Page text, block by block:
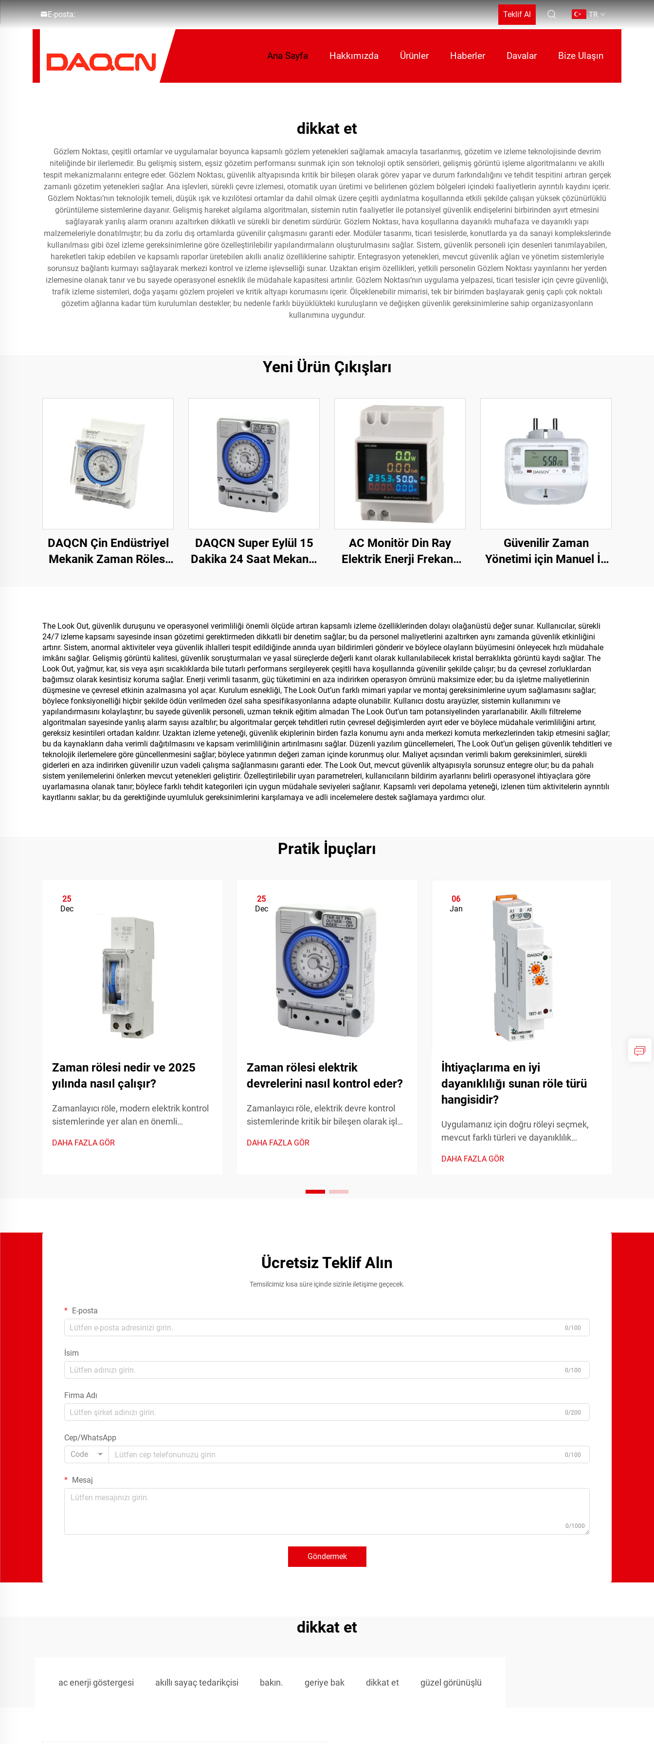
E-posta: Teklif Al TR
Ana Sayfa Hakkımızda Ürünler Haberler Davalar Bize Ulaşın
dikkat et
Gözlem Noktası, çeşitli ortamlar ve uygulamalar boyunca kapsamlı gözlem yetenekleri sağlamak amacıyla tasarlanmış, gözetim ve izleme teknolojisinde devrim
niteliğinde bir ilerlemedir. Bu gelişmiş sistem, eşsiz gözetim performansı sunmak için son teknoloji optik sensörleri, gelişmiş görüntü işleme algoritmalarını ve akıllı
tespit mekanizmalarını entegre eder. Gözlem Noktası, güvenlik altyapısında kritik bir bileşen olarak görev yapar ve durum farkındalığını ve tehdit tespitini artıran gerçek
zamanlı gözetim yetenekleri sağlar. Ana işlevleri, sürekli çevre izlemesi, otomatik uyarı üretimi ve belirlenen gözlem bölgeleri içindeki faaliyetlerin ayrıntılı kaydını içerir.
Gözlem Noktası’nın teknolojik temeli, düşük ışık ve kızılötesi ortamlar da dahil olmak üzere çeşitli aydınlatma koşullarında etkili şekilde çalışan yüksek çözünürlüklü
görüntüleme sistemlerine dayanır. Gelişmiş hareket algılama algoritmaları, sistemin rutin faaliyetler ile potansiyel güvenlik endişelerini birbirinden ayırt etmesini
sağlayarak yanlış alarm oranını azaltırken dikkatli ve sürekli bir denetim sürdürür. Gözlem Noktası, hava koşullarına dayanıklı muhafaza ve dayanıklı yapı
malzemeleriyle donatılmıştır; bu da zorlu dış ortamlarda güvenilir çalışmasını garanti eder. Modüler tasarımı, ticari tesislerde, konutlarda ya da sanayi komplekslerinde
kullanılması gibi özel izleme gereksinimlerine göre özelleştirilebilir yapılandırmaların oluşturulmasını sağlar. Sistem, güvenlik personeli için desenleri tanımlayabilen,
hareketleri takip edebilen ve kapsamlı raporlar üretebilen akıllı analiz özelliklerine sahiptir. Entegrasyon yetenekleri, mevcut güvenlik ağları ve yönetim sistemleriyle
sorunsuz bağlantı kurmayı sağlayarak merkezi kontrol ve izleme işlevselliği sunar. Uzaktan erişim özellikleri, yetkili personelin Gözlem Noktası yayınlarını her yerden
izlemesine olanak tanır ve bu sayede operasyonel esneklik ile müdahale kapasitesi artırılır. Gözlem Noktası’nın uygulama yelpazesi, ticari tesisler için çevre güvenliği,
trafik izleme sistemleri, doğa yaşamı gözlem projeleri ve kritik altyapı korumasını içerir. Ölçeklenebilir mimarisi, tek bir birimden başlayarak geniş çaplı çok noktalı
gözetim ağlarına kadar tüm kurulumları destekler; bu nedenle farklı büyüklükteki kuruluşların ve değişken güvenlik gereksinimlerine sahip organizasyonların
kullanımına uygundur.
Yeni Ürün Çıkışları
DAQCN Çin Endüstriyel
Mekanik Zaman Rölesi
DAQCN Super Eylül 15
Dakika 24 Saat Mekanik
AC Monitör Din Ray
Elektrik Enerji Frekans
Güvenilir Zaman
Yönetimi için Manuel İç
The Look Out, güvenlik duruşunu ve operasyonel verimliliği önemli ölçüde artıran kapsamlı izleme özelliklerinden dolayı olağanüstü değer sunar. Kullanıcılar, sürekli
24/7 izleme kapsamı sayesinde insan gözetimi gerektirmeden dikkatli bir denetim sağlar; bu da personel maliyetlerini azaltırken aynı zamanda güvenlik etkinliğini
artırır. Sistem, anormal aktiviteler veya güvenlik ihlalleri tespit edildiğinde anında uyarı bildirimleri gönderir ve böylece olayların büyümesini önleyecek hızlı müdahale
imkânı sağlar. Gelişmiş görüntü kalitesi, güvenlik soruşturmaları ve yasal süreçlerde değerli kanıt olarak kullanılabilecek kristal berraklıkta görüntü kaydı sağlar. The
Look Out, yağmur, kar, sis veya aşırı sıcaklıklarda bile tutarlı performans sergileyerek çeşitli hava koşullarında güvenilir şekilde çalışır; bu da çevresel zorluklardan
bağımsız olarak kesintisiz koruma sağlar. Enerji verimli tasarım, güç tüketimini en aza indirirken operasyon ömrünü maksimize eder; bu da işletme maliyetlerinin
düşmesine ve çevresel etkinin azalmasına yol açar. Kurulum esnekliği, The Look Out’un farklı mimari yapılar ve montaj gereksinimlerine uyum sağlamasını sağlar;
böylece fonksiyonelliği hiçbir şekilde ödün verilmeden özel saha spesifikasyonlarına adapte olunabilir. Kullanıcı dostu arayüzler, sistemin kullanımını ve
yapılandırmasını kolaylaştırır; bu sayede güvenlik personeli, uzman teknik eğitim almadan The Look Out’un tam potansiyelinden yararlanabilir. Akıllı filtreleme
algoritmaları sayesinde yanlış alarm sayısı azaltılır; bu algoritmalar gerçek tehditleri rutin çevresel değişimlerden ayırt eder ve böylece müdahale verimliliğini artırır,
gereksiz kesintileri ortadan kaldırır. Uzaktan izleme yeteneği, güvenlik ekiplerinin birden fazla konumu aynı anda merkezi komuta merkezlerinden takip etmesini sağlar;
bu da kaynakların daha verimli dağıtılmasını ve kapsam verimliliğinin artırılmasını sağlar. Düzenli yazılım güncellemeleri, The Look Out’un gelişen güvenlik tehditleri ve
teknolojik ilerlemelere göre güncellenmesini sağlar; böylece yatırımın değeri zaman içinde korunmuş olur. Maliyet açısından verimli bakım gereksinimleri, sürekli
giderleri en aza indirirken güvenilir uzun vadeli çalışma sağlanmasını garanti eder. The Look Out, mevcut güvenlik altyapısıyla sorunsuz entegre olur; bu da pahalı
sistem yenilemelerini önlerken mevcut yetenekleri geliştirir. Özelleştirilebilir uyarı parametreleri, kullanıcıların bildirim ayarlarını belirli operasyonel ihtiyaçlara göre
uyarlamasına olanak tanır; böylece farklı tehdit kategorileri için uygun müdahale seviyeleri sağlanır. Kapsamlı veri depolama yeteneği, izlenen tüm aktivitelerin ayrıntılı
kayıtlarını saklar; bu da gerektiğinde uyumluluk gereksinimlerini karşılamaya ve adli incelemelere destek sağlamaya yardımcı olur.
Pratik İpuçları
25
Dec
Zaman rölesi nedir ve 2025
yılında nasıl çalışır?
Zamanlayıcı röle, modern elektrik kontrol
sistemlerinde yer alan en önemli
uygulamalarda hassas zamanlama
DAHA FAZLA GÖR
25
Dec
Zaman rölesi elektrik
devrelerini nasıl kontrol eder?
Zamanlayıcı röle, elektrik devre kontrol
sistemlerinde kritik bir bileşen olarak işlev
ticari uygulamada otomatik anahtarlama
DAHA FAZLA GÖR
06
Jan
İhtiyaçlarıma en iyi
dayanıklılığı sunan röle türü
hangisidir?
Uygulamanız için doğru röleyi seçmek,
mevcut farklı türleri ve dayanıklılık
Endüstriyel profesyoneller,
DAHA FAZLA GÖR
Ücretsiz Teklif Alın
Temsilcimiz kısa süre içinde sizinle iletişime geçecek.
E-posta
0/100
İsim
0/100
Firma Adı
0/200
Cep/WhatsApp
Code
0/100
Mesaj
0/1000
Göndermek
dikkat et
ac enerji göstergesi akıllı sayaç tedarikçisi bakın. geriye bak dikkat et güzel görünüşlü